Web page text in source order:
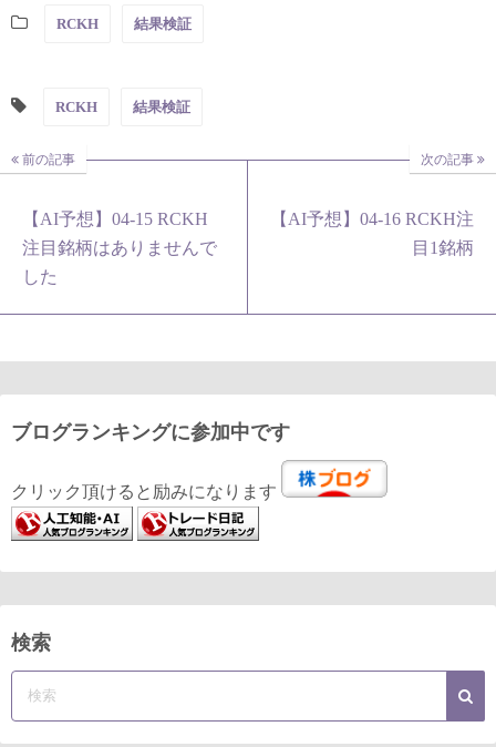
RCKH 結果検証
RCKH 結果検証
前の記事
【AI予想】04-15 RCKH
注目銘柄はありませんで
した
次の記事
【AI予想】04-16 RCKH注
目1銘柄
ブログランキングに参加中です
クリック頂けると励みになります
検索